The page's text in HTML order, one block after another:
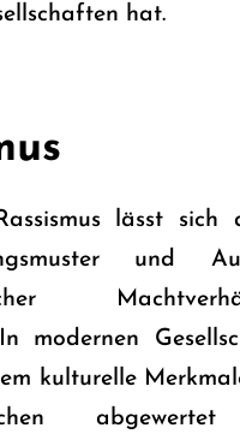
hat.
lässt sich
und
modernen
kulturelle